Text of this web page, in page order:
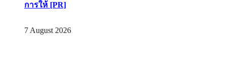
การให้ [PR]
7 August 2026